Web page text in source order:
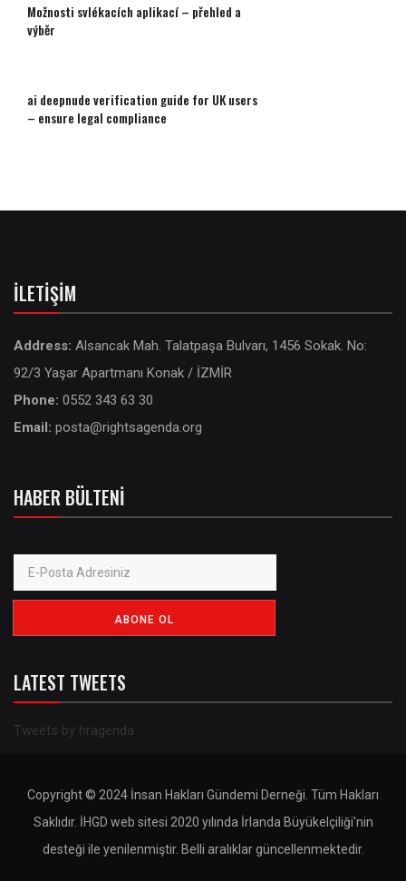
Možnosti svlékacích aplikací – přehled a
výběr
ai deepnude verification guide for UK users
– ensure legal compliance
İLETIŞIM
Address: Alsancak Mah. Talatpaşa Bulvarı, 1456 Sokak. No:
92/3 Yaşar Apartmanı Konak / İZMİR
Phone: 0552 343 63 30
Email: posta@rightsagenda.org
HABER BÜLTENI
LATEST TWEETS
Tweets by hragenda
Copyright © 2024 İnsan Hakları Gündemi Derneği. Tüm Hakları
Saklıdır. İHGD web sitesi 2020 yılında İrlanda Büyükelçiliği'nin
desteği ile yenilenmiştir. Belli aralıklar güncellenmektedir.